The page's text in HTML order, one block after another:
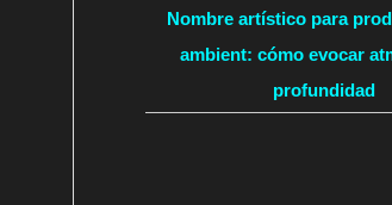
Nombre artístico para
ambient: cómo evocar
profundidad